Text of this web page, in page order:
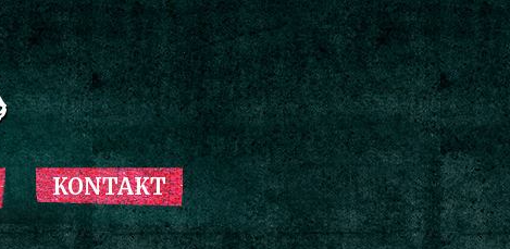
KONTAKT